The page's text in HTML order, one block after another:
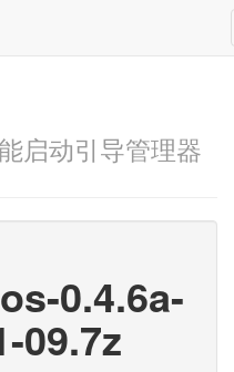
启动引导管理器
0.4.6a-
09.7z